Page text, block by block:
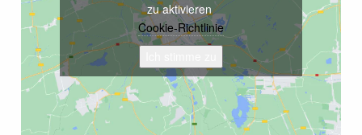
zu aktivieren
Cookie-Richtlinie